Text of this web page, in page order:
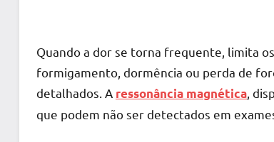
Quando a dor se torna frequente, limita
formigamento, dormência ou perda de
detalhados. A ressonância magnética ,
que podem não ser detectados em